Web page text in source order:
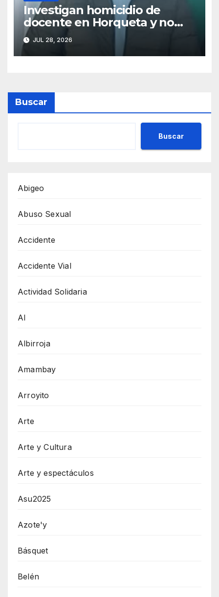
Investigan homicidio de
docente en Horqueta y no
descartan vínculo con
préstamos de dinero
JUL 28, 2026
Buscar
Buscar
Abigeo
Abuso Sexual
Accidente
Accidente Vial
Actividad Solidaria
AI
Albirroja
Amambay
Arroyito
Arte
Arte y Cultura
Arte y espectáculos
Asu2025
Azote'y
Básquet
Belén